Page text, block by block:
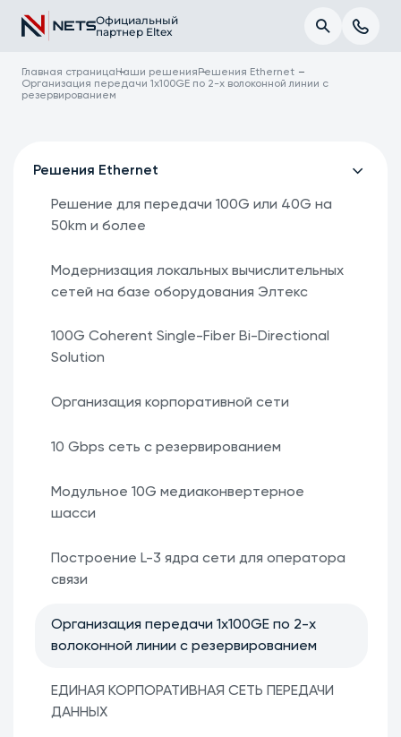
Официальный
партнер Eltex
Главная страница Наши решения Решения Ethernet
Организация передачи 1х100GE по 2-х волоконной линии с
резервированием
Решения Ethernet
Решение для передачи 100G или 40G на
50km и более
Модернизация локальных вычислительных
сетей на базе оборудования Элтекс
100G Coherent Single-Fiber Bi-Directional
Solution
Организация корпоративной сети
10 Gbps сеть с резервированием
Модульное 10G медиаконвертерное
шасси
Построение L-3 ядра сети для оператора
связи
Организация передачи 1х100GE по 2-х
волоконной линии с резервированием
ЕДИНАЯ КОРПОРАТИВНАЯ СЕТЬ ПЕРЕДАЧИ
ДАННЫХ